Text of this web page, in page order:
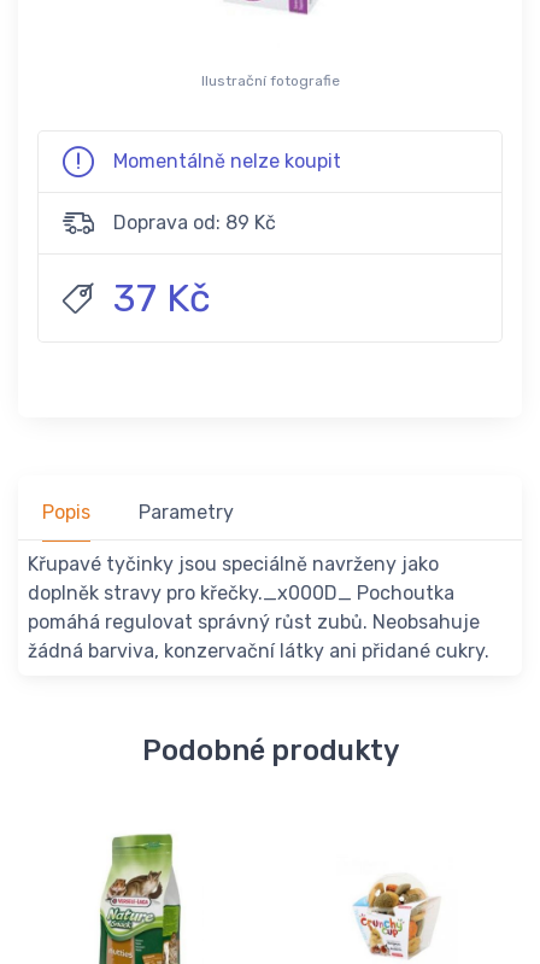
Ilustrační fotografie
Momentálně nelze koupit
Doprava od: 89 Kč
37 Kč
Popis Parametry
Křupavé tyčinky jsou speciálně navrženy jako
doplněk stravy pro křečky._x000D_ Pochoutka
pomáhá regulovat správný růst zubů. Neobsahuje
žádná barviva, konzervační látky ani přidané cukry.
Podobné produkty